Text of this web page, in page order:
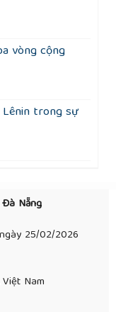
vòng cộng
trong sự
Nẵng
25/02/2026
Nam